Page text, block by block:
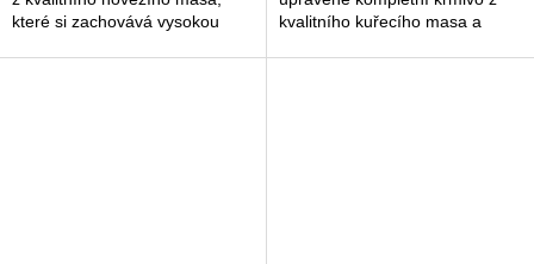
které si zachovává vysokou
kvalitního kuřecího masa a